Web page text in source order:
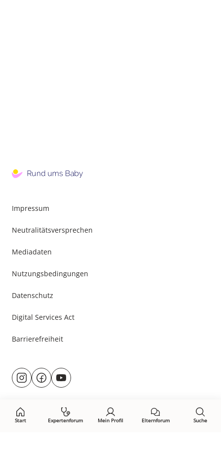
Start Expertenforum Mein Profil Elternforum Suche
Impressum
Neutralitätsversprechen
Mediadaten
Nutzungsbedingungen
Datenschutz
Digital Services Act
Barrierefreiheit
Besuche
uns@rund.ums.baby
facebook.com/rundumsbaby.de
youtube.com/@rundumsbaby_